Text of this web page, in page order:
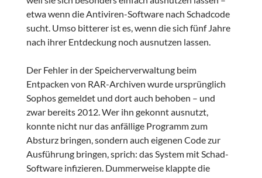
etwa wenn die Antiviren-Software nach Schadcode
sucht. Umso bitterer ist es, wenn die sich fünf Jahre
nach ihrer Entdeckung noch ausnutzen lassen.
Der Fehler in der Speicherverwaltung beim
Entpacken von RAR-Archiven wurde ursprünglich
Sophos gemeldet und dort auch behoben – und
zwar bereits 2012. Wer ihn gekonnt ausnutzt,
konnte nicht nur das anfällige Programm zum
Absturz bringen, sondern auch eigenen Code zur
Ausführung bringen, sprich: das System mit Schad-
Software infizieren. Dummerweise klappte die